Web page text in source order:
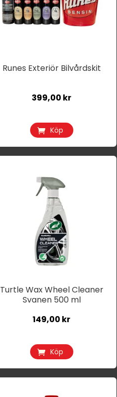
Runes Exteriör Bilvårdskit
399,00 kr
Köp
Turtle Wax Wheel Cleaner
Svanen 500 ml
149,00 kr
Köp